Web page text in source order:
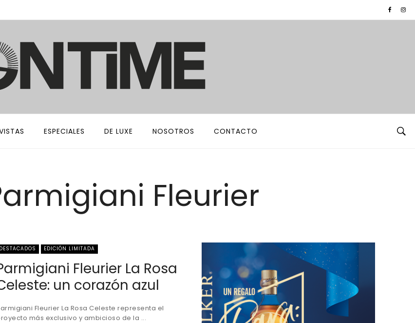
ESPECIALES DE LUXE NOSOTROS CONTACTO
Fleurier
DESTACADOS EDICIÓN LIMITADA
Fleurier La Rosa
un corazón azul
Fleurier La Rosa Celeste representa el
más exclusivo y ambicioso de la ...